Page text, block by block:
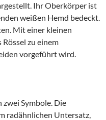
Ihr Oberkörper ist
weißen Hemd bedeckt.
Mit einer kleinen
zu einem
vorgeführt wird.
zwei Symbole. Die
radähnlichen Untersatz,